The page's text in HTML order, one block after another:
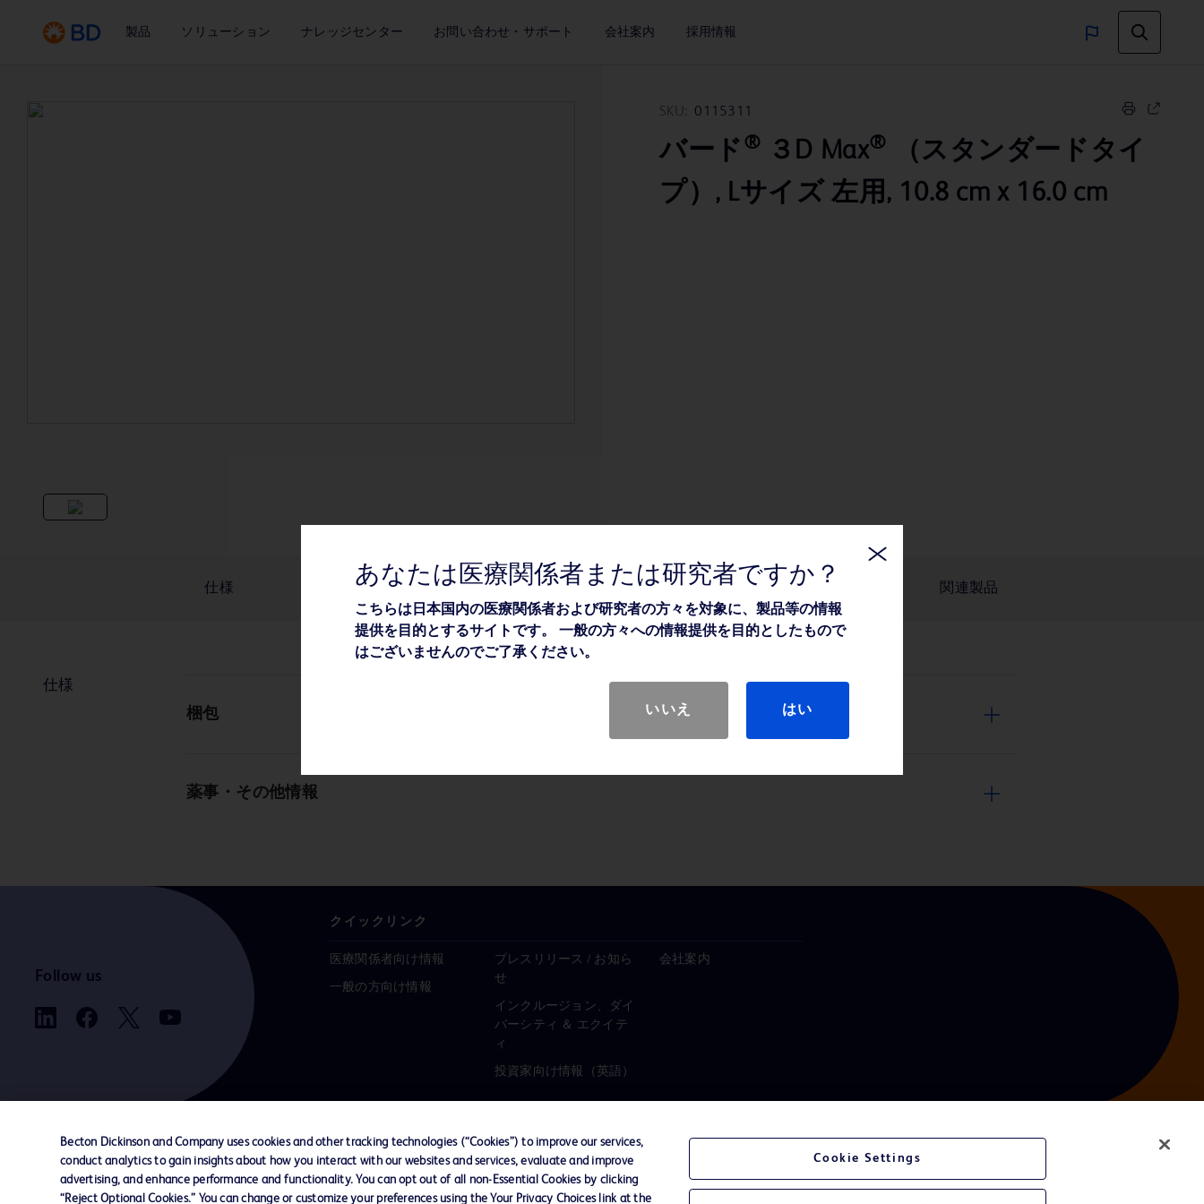
製品 ソリューション ナレッジセンター お問い合わせ・サポート 会社案内 採用情報
SKU: 0115311
バード ® ３D Max®
（スタンダードタイ
プ）, Lサイズ 左用, 10.8 cm x 16.0 cm
仕様 関連情報 関連製品
仕様
梱包
薬事・その他情報
Follow us
クイックリンク
医療関係者向け情報
一般の方向け情報
プレスリリース / お知ら
せ
インクルージョン、ダイ
バーシティ ＆ エクイテ
ィ
投資家向け情報（英語）
会社案内
お問い合わせ Cookie Preferences プライバシーポリシー ご利用規約
あなたは医療関係者または研究者ですか？
こちらは日本国内の医療関係者および研究者の方々を対象に、製品等の情報
提供を目的とするサイトです。 一般の方々への情報提供を目的としたもので
はございませんのでご了承ください。
いいえ はい
Becton Dickinson and Company uses cookies and other tracking technologies (“Cookies”) to improve our services,
conduct analytics to gain insights about how you interact with our websites and services, evaluate and improve
advertising, and enhance performance and functionality. You can opt out of all non-Essential Cookies by clicking
“Reject Optional Cookies.” You can change or customize your preferences using the Your Privacy Choices link at the
Cookie Settings